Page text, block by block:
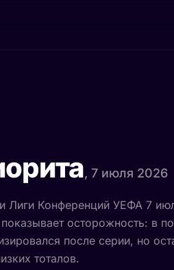
, 7 июля 2026
Лиги Конференций УЕФА 7
осторожность: в
после серии, но
тоталов.